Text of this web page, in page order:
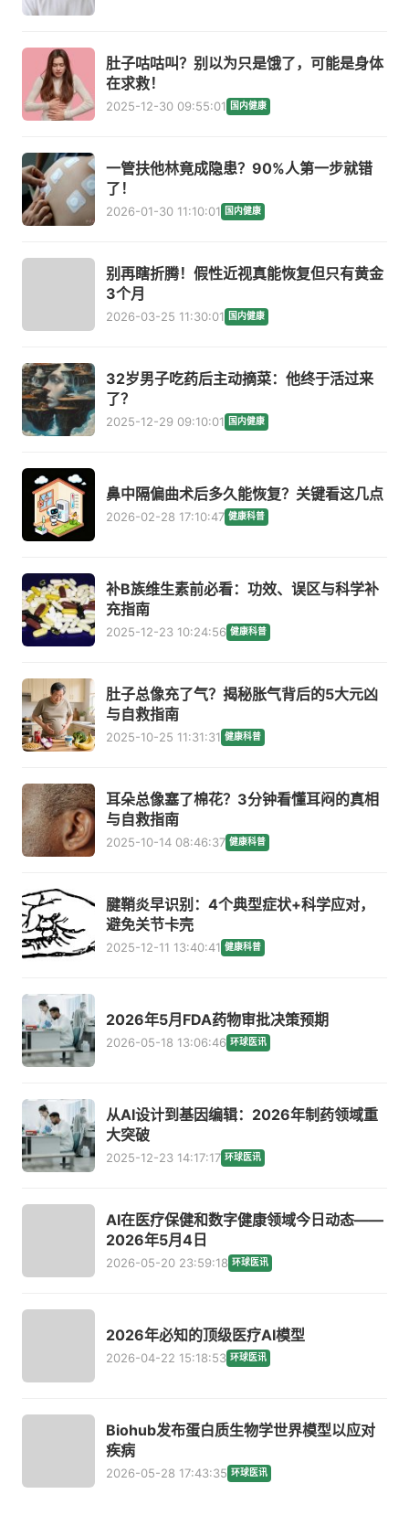
肚子咕咕叫？别以为只是饿了，可能是身体
在求救！
2025-12-30 09:55:01 国内健康
一管扶他林竟成隐患？90%人第一步就错
了！
2026-01-30 11:10:01 国内健康
别再瞎折腾！假性近视真能恢复但只有黄金
3个月
2026-03-25 11:30:01 国内健康
32岁男子吃药后主动摘菜：他终于活过来
了？
2025-12-29 09:10:01 国内健康
鼻中隔偏曲术后多久能恢复？关键看这几点
2026-02-28 17:10:47 健康科普
补B族维生素前必看：功效、误区与科学补
充指南
2025-12-23 10:24:56 健康科普
肚子总像充了气？揭秘胀气背后的5大元凶
与自救指南
2025-10-25 11:31:31 健康科普
耳朵总像塞了棉花？3分钟看懂耳闷的真相
与自救指南
2025-10-14 08:46:37 健康科普
腱鞘炎早识别：4个典型症状+科学应对，
避免关节卡壳
2025-12-11 13:40:41 健康科普
2026年5月FDA药物审批决策预期
2026-05-18 13:06:46 环球医讯
从AI设计到基因编辑：2026年制药领域重
大突破
2025-12-23 14:17:17 环球医讯
AI在医疗保健和数字健康领域今日动态——
2026年5月4日
2026-05-20 23:59:18 环球医讯
2026年必知的顶级医疗AI模型
2026-04-22 15:18:53 环球医讯
Biohub发布蛋白质生物学世界模型以应对
疾病
2026-05-28 17:43:35 环球医讯